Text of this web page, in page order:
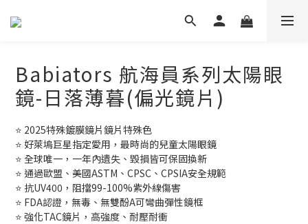
Babiators 航海員系列太陽眼
鏡-日落薄暮(偏光鏡片)
⭐ 2025特殊鍍膜鏡片鏡片特殊色
⭐ 好萊塢巨星指定愛用，最時尚的兒童太陽眼鏡
⭐ 全球唯一，一年內遺失、毀損皆可保固換新
⭐ 通過歐盟、美國ASTM、CPSC、CPSIA安全規範
⭐ 抗UV400，阻擋99-100%紫外線傷害
⭐ FDA認證，無毒、無雙酚A可彎曲彈性鏡框
⭐ 強化TAC鏡片，高強度、耐壓耐衝